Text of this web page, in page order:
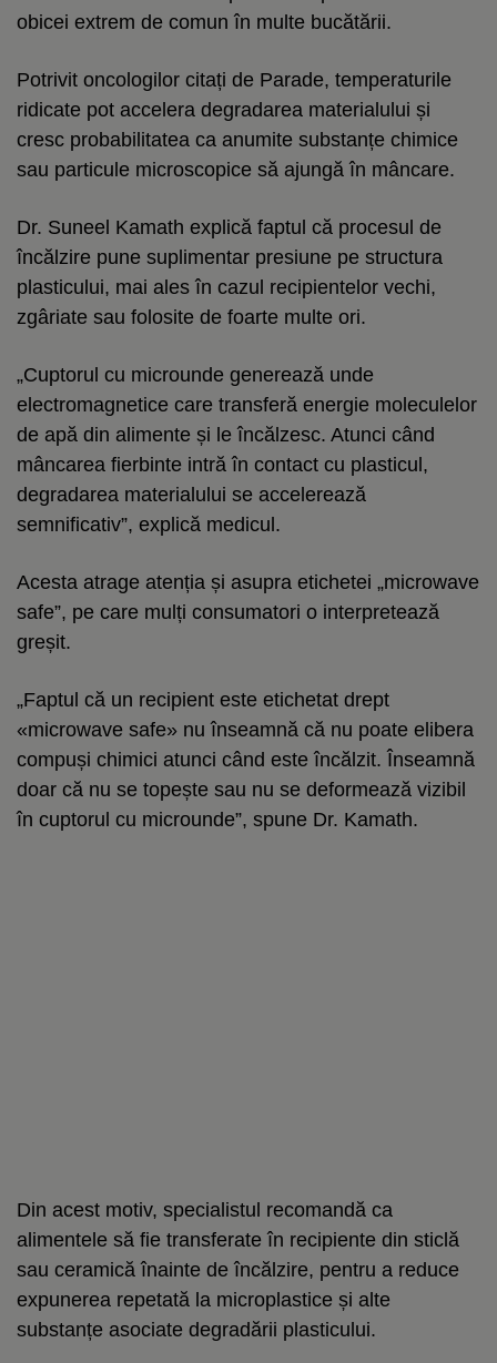
obicei extrem de comun în multe bucătării.
Potrivit oncologilor citați de Parade, temperaturile
ridicate pot accelera degradarea materialului și
cresc probabilitatea ca anumite substanțe chimice
sau particule microscopice să ajungă în mâncare.
Dr. Suneel Kamath explică faptul că procesul de
încălzire pune suplimentar presiune pe structura
plasticului, mai ales în cazul recipientelor vechi,
zgâriate sau folosite de foarte multe ori.
„Cuptorul cu microunde generează unde
electromagnetice care transferă energie moleculelor
de apă din alimente și le încălzesc. Atunci când
mâncarea fierbinte intră în contact cu plasticul,
degradarea materialului se accelerează
semnificativ”, explică medicul.
Acesta atrage atenția și asupra etichetei „microwave
safe”, pe care mulți consumatori o interpretează
greșit.
„Faptul că un recipient este etichetat drept
«microwave safe» nu înseamnă că nu poate elibera
compuși chimici atunci când este încălzit. Înseamnă
doar că nu se topește sau nu se deformează vizibil
în cuptorul cu microunde”, spune Dr. Kamath.
Din acest motiv, specialistul recomandă ca
alimentele să fie transferate în recipiente din sticlă
sau ceramică înainte de încălzire, pentru a reduce
expunerea repetată la microplastice și alte
substanțe asociate degradării plasticului.